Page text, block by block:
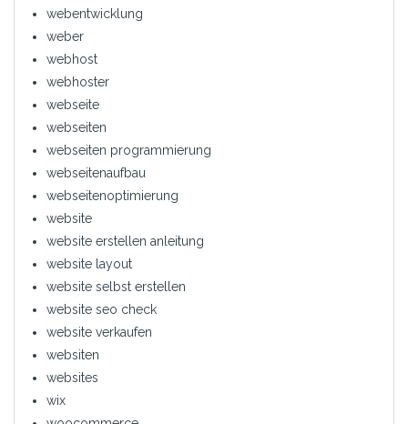
webentwicklung
weber
webhost
webhoster
webseite
webseiten
webseiten programmierung
webseitenaufbau
webseitenoptimierung
website
website erstellen anleitung
website layout
website selbst erstellen
website seo check
website verkaufen
websiten
websites
wix